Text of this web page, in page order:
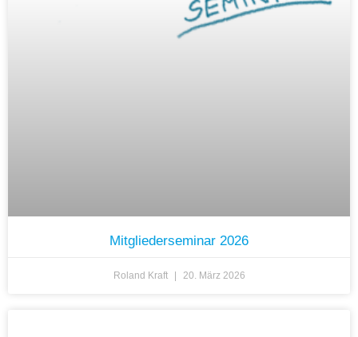
Mitgliederseminar 2026
Roland Kraft 20. März 2026